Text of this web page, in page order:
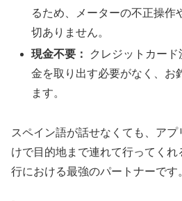
るため、メーターの不正操作
切ありません。
現金不要：
クレジットカー
金を取り出す必要がなく、お
ます。
スペイン語が話せなくても、ア
けで目的地まで連れて行ってく
行における最強のパートナーです